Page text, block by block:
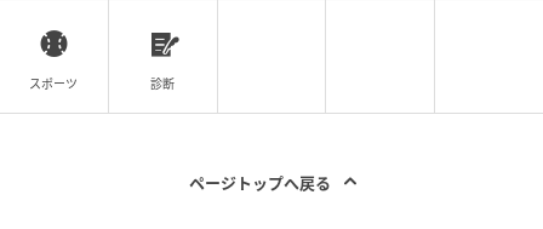
スポーツ 診断
ページトップへ戻る